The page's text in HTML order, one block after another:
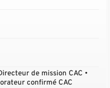
de mission CAC •
confirmé CAC